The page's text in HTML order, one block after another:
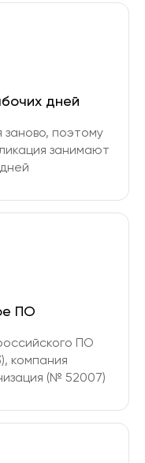
дней
поэтому
занимают
ПО
ПО
компания
(№ 52007)